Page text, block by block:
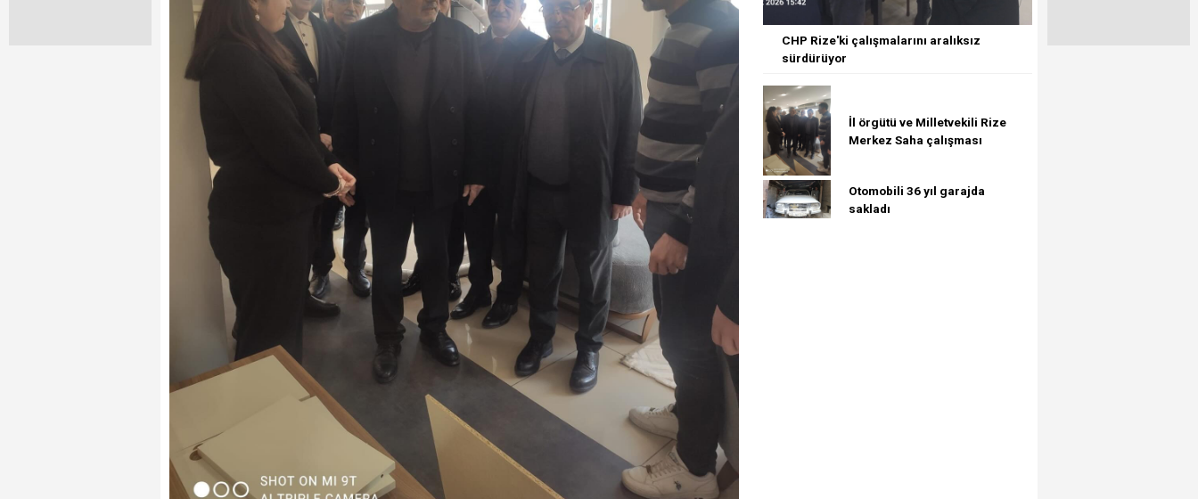
CHP Rize'ki çalışmalarını aralıksız
sürdürüyor
İl örgütü ve Milletvekili Rize
Merkez Saha çalışması
Otomobili 36 yıl garajda
sakladı